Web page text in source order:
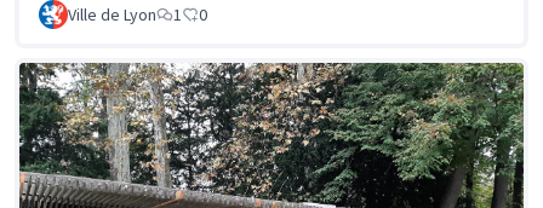
Ville de Lyon 1 0